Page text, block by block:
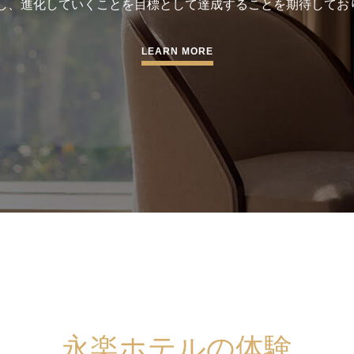
、進化していくことを目標として達成することを期待してお
LEARN MORE